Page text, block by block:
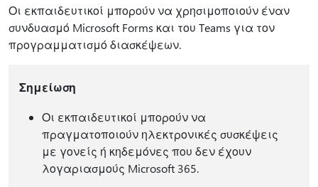
Οι εκπαιδευτικοί μπορούν να χρησιμοποιούν έναν
συνδυασμό Microsoft Forms και του Teams για τον
προγραμματισμό διασκέψεων.
Σημείωση
Οι εκπαιδευτικοί μπορούν να
πραγματοποιούν ηλεκτρονικές συσκέψεις
με γονείς ή κηδεμόνες που δεν έχουν
λογαριασμούς Microsoft 365.